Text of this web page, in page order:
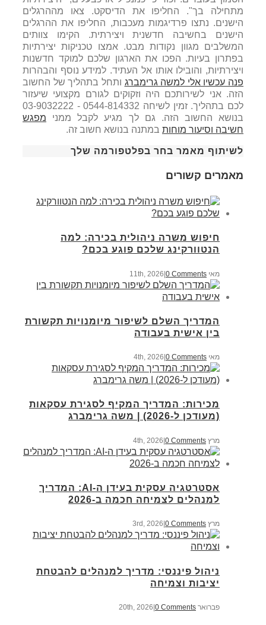
מתחילה בך". החליפו את הדיסקט. צאו מההרגלים
הישנים. נתצו פרדיגמות מעכבות, החליפו את ההרגלים
הישנים בחשיבה חדשנית ויצירתית. הקימו צוותים
המשלבים מגוון נקודות מבט. אמצו טכניקות יצירתיות
בפתרון בעיות. הפכו את הארגון שלכם למוקד חדשנות
ויצירתיות, והובילו אותו אל העתיד. למידע נוסף והבהרות
פנה עכשיו אלי למשה גרימברג ותחל בתהליך של החשוב
הזה. אני לשירותכם היה וזקוקים לגורם מקצועי שיעזור
לכם בתהליך. זמין לשיחה 0544-814332 - 03-9032222
בנושא החשוב הזה. גם לך מגיע לקבל ממני מפגש
חשיבה וסיעור מוחות במתנה בנושא חשוב זה.
לשיתוף מאמר בחר בפלטפורמה שלך
מאמרים קשורים
חיפוש משרה ניהולית בכירה: למה
הנטוורקינג שלכם פוגע בכם?
מאי 11th, 2026 |0 Comments
המדריך השלם לשיפור מיומנויות תקשורת
בין אישית בעבודה
מאי 4th, 2026 0 Comments
מכירות: המדריך המקיף לסגירת עסקאות
(מעודכן ל-2026) | משה גרימברג
מרץ 4th, 2026 |0 Comments
אסטרטגיה עסקית בעידן ה-AI: המדריך
למנהלים לצמיחה חכמה ב-2026
מרץ 3rd, 2026 0 Comments
ניהול פיננסי: מדריך למנהלים להבטחת
יציבות וצמיחה
פברואר 20th, 2026 |0 Comments